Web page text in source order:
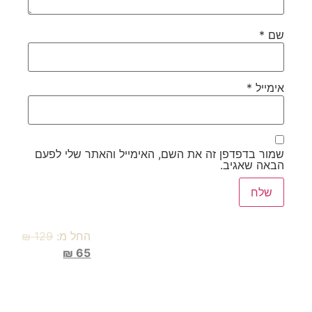
שם *
אימייל *
שמור בדפדפן זה את השם, האימייל והאתר שלי לפעם
הבאה שאגיב.
החל מ: ₪129
₪ 65